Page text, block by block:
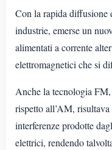
Con la rapida diffusione
industrie, emerse un
alimentati a corrente
elettromagnetici che si
Anche la tecnologia
rispetto all’AM,
interferenze prodotte
elettrici, rendendo